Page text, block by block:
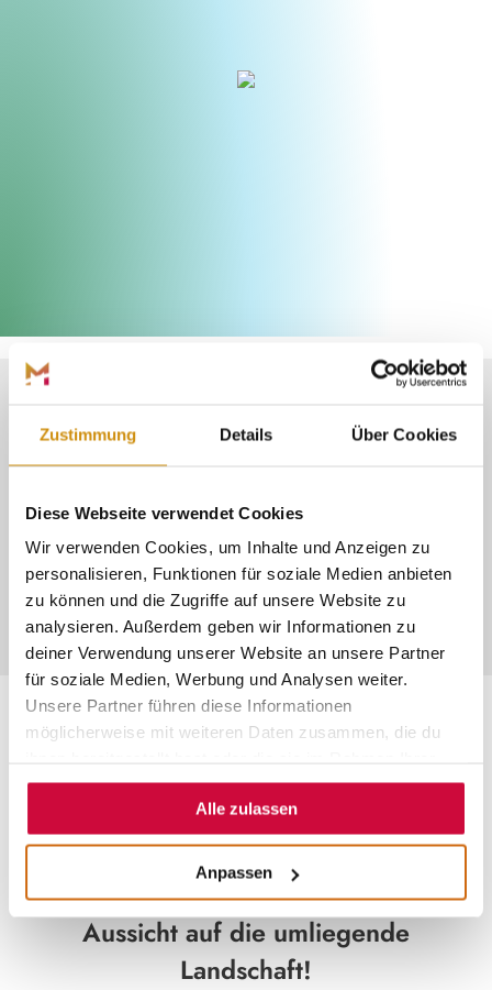
Zustimmung Details Über Cookies
Diese Webseite verwendet Cookies
Wir verwenden Cookies, um Inhalte und Anzeigen zu
personalisieren, Funktionen für soziale Medien anbieten
zu können und die Zugriffe auf unsere Website zu
analysieren. Außerdem geben wir Informationen zu
deiner Verwendung unserer Website an unsere Partner
für soziale Medien, Werbung und Analysen weiter.
Unsere Partner führen diese Informationen
möglicherweise mit weiteren Daten zusammen, die du
Nutzung der Dienste gesammelt haben.
Alle zulassen
Anpassen
KLEINES STÄDTCHEN
AUF EINEM ERLOSCHENEN
VULKANKEGEL
SEHENSWERTES IN AMÖNEBURG
Dich erwartet eine historische Altstadt
mit gut erhaltenen Fachwerkhäusern
und einer markanten Schlossruine.
Doch das Beste ist die grandiose
Aussicht auf die umliegende
Landschaft!